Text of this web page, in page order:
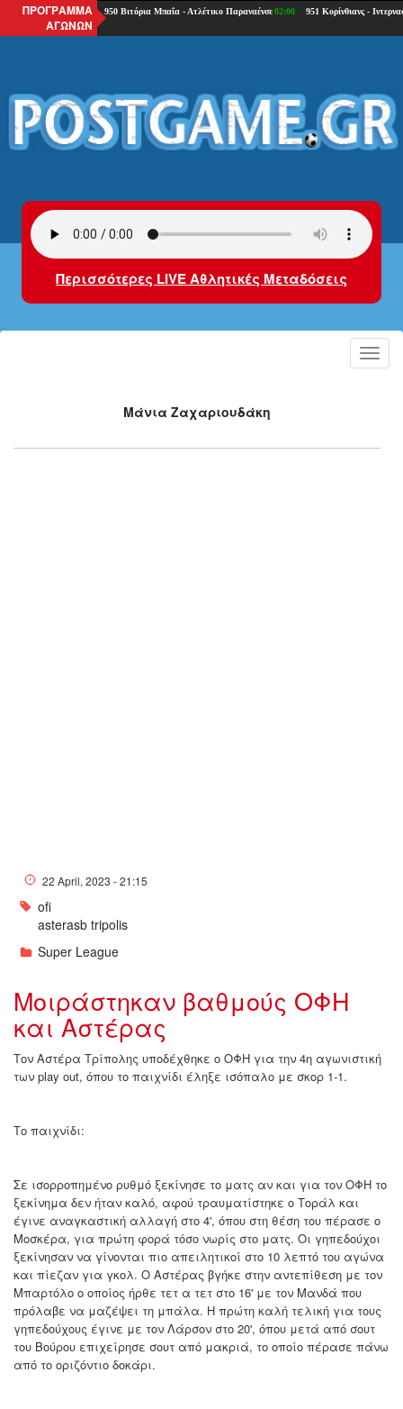
ΠΡΟΓΡΑΜΜΑ
ΑΓΩΝΩΝ
Περισσότερες LIVE Αθλητικές Μεταδόσεις
Μάνια Ζαχαριουδάκη
22 April, 2023 - 21:15
ofi
asterasb tripolis
Super League
Μοιράστηκαν βαθμούς ΟΦΗ
και Αστέρας
Tον Αστέρα Τρίπολης υποδέχθηκε ο ΟΦΗ για την 4η αγωνιστική
των play out, όπου το παιχνίδι έληξε ισόπαλο με σκορ 1-1.
Το παιχνίδι:
Σε ισορροπημένο ρυθμό ξεκίνησε το ματς αν και για τον ΟΦΗ το
ξεκίνημα δεν ήταν καλό, αφού τραυματίστηκε ο Τοράλ και
έγινε αναγκαστική αλλαγή στο 4', όπου στη θέση του πέρασε ο
Μοσκέρα, για πρώτη φορά τόσο νωρίς στο ματς. Οι γηπεδούχοι
ξεκίνησαν να γίνονται πιο απειλητικοί στο 10 λεπτό του αγώνα
και πίεζαν για γκολ. O Αστέρας βγήκε στην αντεπίθεση με τον
Μπαρτόλο ο οποίος ήρθε τετ α τετ στο 16' με τον Μανδά που
πρόλαβε να μαζέψει τη μπάλα. Η πρώτη καλή τελική για τους
γηπεδούχους έγινε με τον Λάρσον στο 20', όπου μετά από σουτ
του Βούρου επιχείρησε σουτ από μακριά, το οποίο πέρασε πάνω
από το οριζόντιο δοκάρι.